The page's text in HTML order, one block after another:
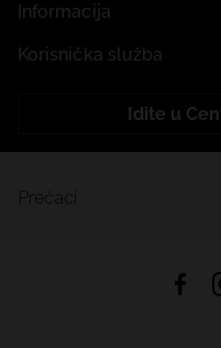
Informacija
Korisnička služba
Idite u